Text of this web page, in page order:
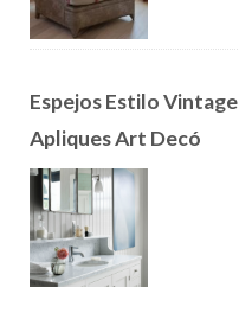
Espejos Estilo Vintage y
Apliques Art Decó